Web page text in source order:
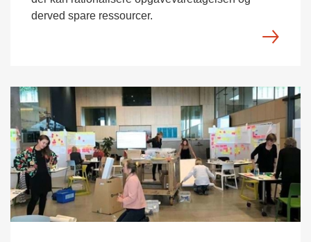
derved spare ressourcer.